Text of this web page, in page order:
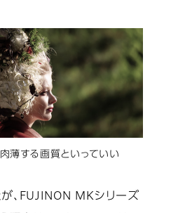
薄する画質といっていい
、FUJINON MKシリーズ